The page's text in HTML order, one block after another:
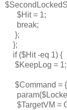
$Hit = 1;
break;
};
};
if ($Hit -eq 1) {
$KeepLog = 1;
$Command = {
$TargetVM =